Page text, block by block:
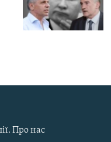
Про нас